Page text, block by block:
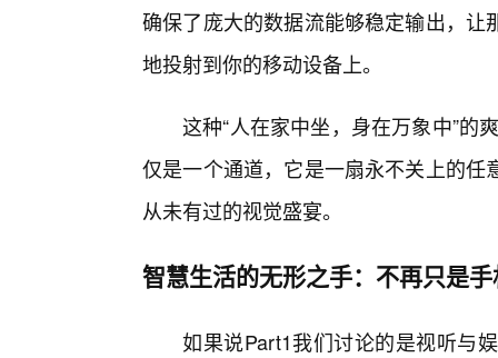
确保了庞大的数据流能够稳定输出，
地投射到你的移动设备上。
这种“人在家中坐，身在万象中”的
仅是一个通道，它是一扇永不关上的
从未有过的视觉盛宴。
智慧生活的无形之手：不再只是
如果说Part1我们讨论的是视听与